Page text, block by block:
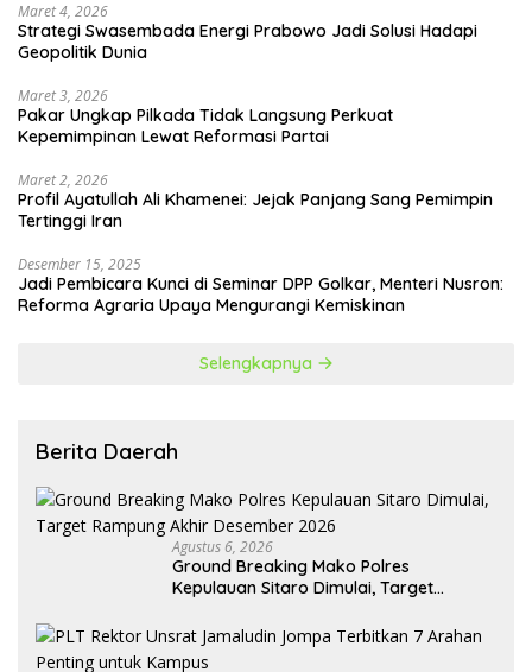
Maret 4, 2026
Strategi Swasembada Energi Prabowo Jadi Solusi Hadapi
Geopolitik Dunia
Maret 3, 2026
Pakar Ungkap Pilkada Tidak Langsung Perkuat
Kepemimpinan Lewat Reformasi Partai
Maret 2, 2026
Profil Ayatullah Ali Khamenei: Jejak Panjang Sang Pemimpin
Tertinggi Iran
Desember 15, 2025
Jadi Pembicara Kunci di Seminar DPP Golkar, Menteri Nusron:
Reforma Agraria Upaya Mengurangi Kemiskinan
Selengkapnya
Berita Daerah
Agustus 6, 2026
Ground Breaking Mako Polres
Kepulauan Sitaro Dimulai, Target